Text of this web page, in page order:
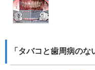
「タバコと歯周病の